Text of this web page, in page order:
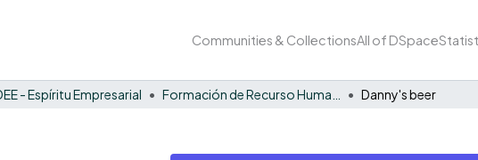
Communities & CollectionsAll of DSpace
- Espíritu Empresarial Danny's beer